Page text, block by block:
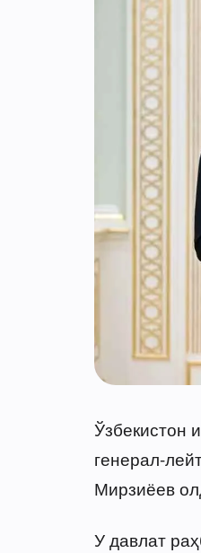
Ўзбекистон
генерал-
Мирзиёев
У давлат